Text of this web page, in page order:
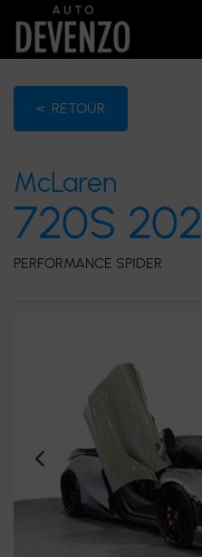
< RETOUR
McLaren
720S
PERFORMANCE SPIDER